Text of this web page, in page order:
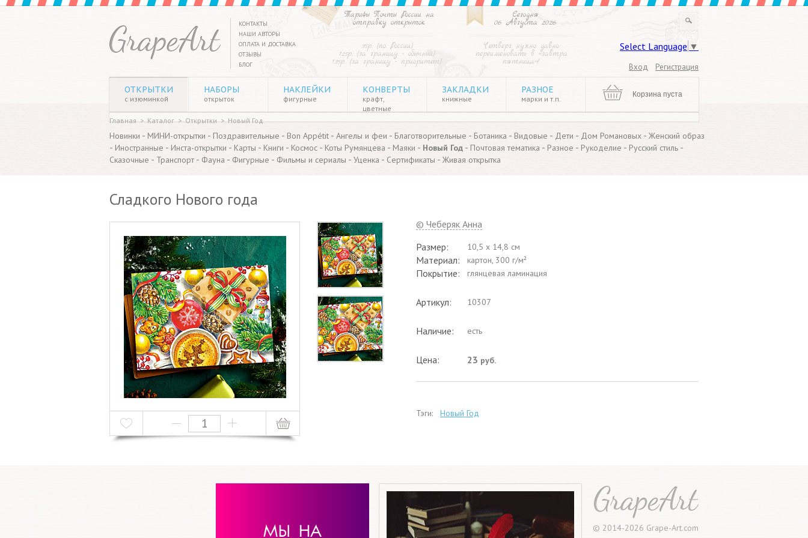
Select Language ▼
Сегодня
06 Августа 2026
Четверг нужно давно
переименовать в «завтра
пятница»!
Тарифы Почты России на
отправку открыток
35р. (по России)
125р. (за границу - обычный)
135р. (за границу - приоритет)
КОНТАКТЫ
НАШИ АВТОРЫ
ОПЛАТА И ДОСТАВКА
ОТЗЫВЫ
БЛОГ
Вход Регистрация
ОТКРЫТКИ
с изюминкой
НАБОРЫ
открыток
НАКЛЕЙКИ
фигурные
КОНВЕРТЫ
крафт,
цветные
ЗАКЛАДКИ
книжные
РАЗНОЕ
марки и т.п. Корзина пуста
Главная > Каталог > Открытки > Новый Год
Новинки - МИНИ-открытки - Поздравительные - Bon Appétit - Ангелы и феи - Благотворительные - Ботаника - Видовые - Дети - Дом Романовых - Женский образ
- Иностранные - Инста-открытки - Карты - Книги - Космос - Коты Румянцева - Маяки - Новый Год - Почтовая тематика - Разное - Рукоделие - Русский стиль -
Сказочные - Транспорт - Фауна - Фигурные - Фильмы и сериалы - Уценка - Сертификаты - Живая открытка
Сладкого Нового года
© Чеберяк Анна
Размер:
10,5 х 14,8 см
Материал: картон, 300 г/м²
Покрытие: глянцевая ламинация
Артикул: 10307
Наличие: есть
Цена: 23 руб.
Тэги: Новый Год
© 2014-2026 Grape-Art.com